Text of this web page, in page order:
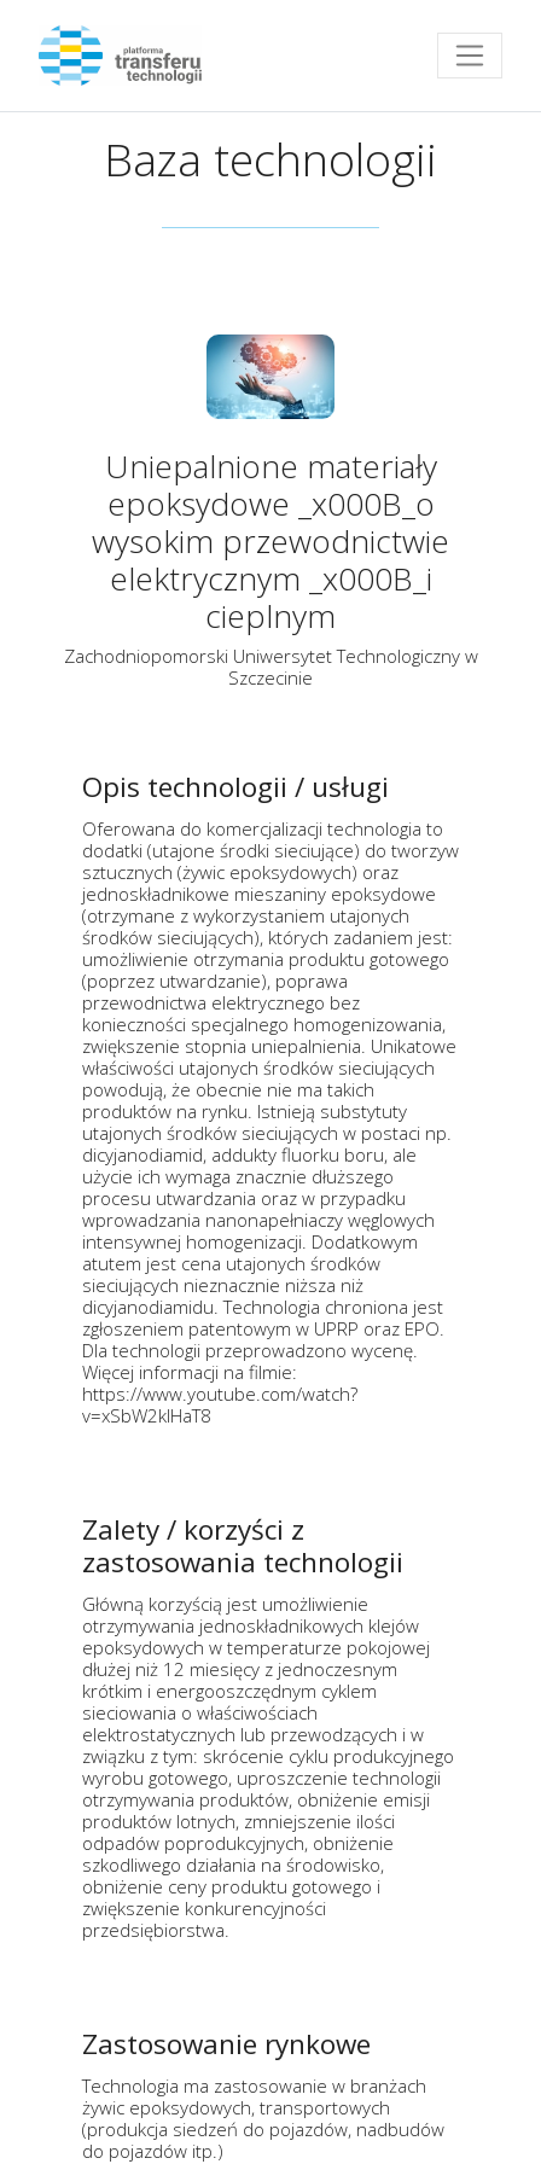
Przejdź do strony głównej
Baza technologii
Uniepalnione materiały
epoksydowe _x000B_o
wysokim przewodnictwie
elektrycznym _x000B_i
cieplnym
Zachodniopomorski Uniwersytet Technologiczny w
Szczecinie
Opis technologii / usługi
Oferowana do komercjalizacji technologia to
dodatki (utajone środki sieciujące) do tworzyw
sztucznych (żywic epoksydowych) oraz
jednoskładnikowe mieszaniny epoksydowe
(otrzymane z wykorzystaniem utajonych
środków sieciujących), których zadaniem jest:
umożliwienie otrzymania produktu gotowego
(poprzez utwardzanie), poprawa
przewodnictwa elektrycznego bez
konieczności specjalnego homogenizowania,
zwiększenie stopnia uniepalnienia. Unikatowe
właściwości utajonych środków sieciujących
powodują, że obecnie nie ma takich
produktów na rynku. Istnieją substytuty
utajonych środków sieciujących w postaci np.
dicyjanodiamid, addukty fluorku boru, ale
użycie ich wymaga znacznie dłuższego
procesu utwardzania oraz w przypadku
wprowadzania nanonapełniaczy węglowych
intensywnej homogenizacji. Dodatkowym
atutem jest cena utajonych środków
sieciujących nieznacznie niższa niż
dicyjanodiamidu. Technologia chroniona jest
zgłoszeniem patentowym w UPRP oraz EPO.
Dla technologii przeprowadzono wycenę.
Więcej informacji na filmie:
https://www.youtube.com/watch?
v=xSbW2klHaT8
Zalety / korzyści z
zastosowania technologii
Główną korzyścią jest umożliwienie
otrzymywania jednoskładnikowych klejów
epoksydowych w temperaturze pokojowej
dłużej niż 12 miesięcy z jednoczesnym
krótkim i energooszczędnym cyklem
sieciowania o właściwościach
elektrostatycznych lub przewodzących i w
związku z tym: skrócenie cyklu produkcyjnego
wyrobu gotowego, uproszczenie technologii
otrzymywania produktów, obniżenie emisji
produktów lotnych, zmniejszenie ilości
odpadów poprodukcyjnych, obniżenie
szkodliwego działania na środowisko,
obniżenie ceny produktu gotowego i
zwiększenie konkurencyjności
przedsiębiorstwa.
Zastosowanie rynkowe
Technologia ma zastosowanie w branżach
żywic epoksydowych, transportowych
(produkcja siedzeń do pojazdów, nadbudów
do pojazdów itp.)